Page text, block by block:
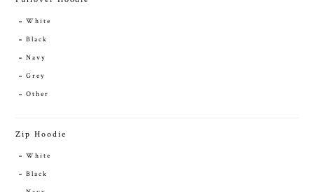
White
Black
Navy
Grey
Other
Zip Hoodie
White
Black